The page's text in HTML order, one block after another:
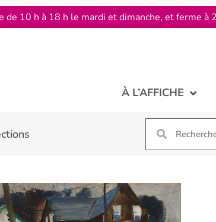
À L’AFFICHE
de 10 h à 18 h le mardi et dimanche, et ferme